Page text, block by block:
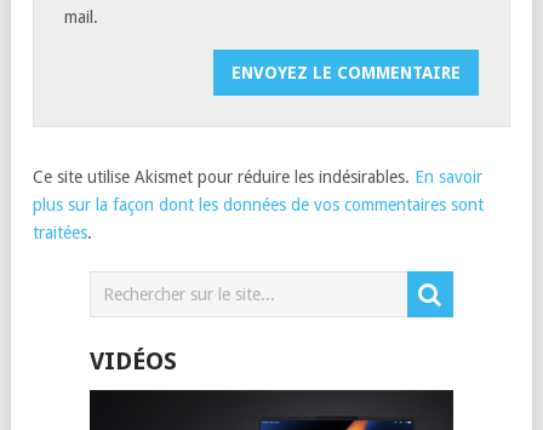
mail.
Ce site utilise Akismet pour réduire les indésirables. En savoir
plus sur la façon dont les données de vos commentaires sont
traitées.
VIDÉOS